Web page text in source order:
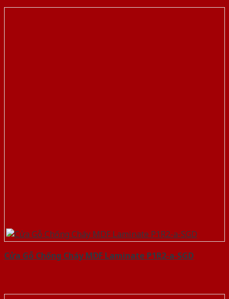
Cửa Gỗ Chống Cháy MDF Laminate P1R2-a-SGD